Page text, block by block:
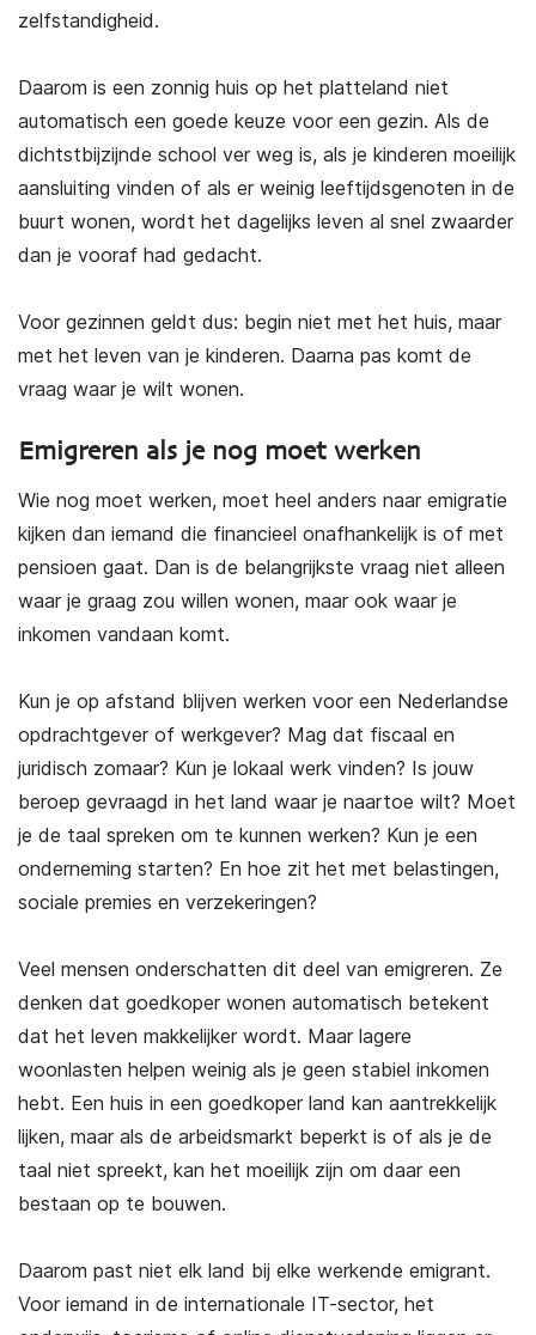
zelfstandigheid.
Daarom is een zonnig huis op het platteland niet
automatisch een goede keuze voor een gezin. Als de
dichtstbijzijnde school ver weg is, als je kinderen moeilijk
aansluiting vinden of als er weinig leeftijdsgenoten in de
buurt wonen, wordt het dagelijks leven al snel zwaarder
dan je vooraf had gedacht.
Voor gezinnen geldt dus: begin niet met het huis, maar
met het leven van je kinderen. Daarna pas komt de
vraag waar je wilt wonen.
Emigreren als je nog moet werken
Wie nog moet werken, moet heel anders naar emigratie
kijken dan iemand die financieel onafhankelijk is of met
pensioen gaat. Dan is de belangrijkste vraag niet alleen
waar je graag zou willen wonen, maar ook waar je
inkomen vandaan komt.
Kun je op afstand blijven werken voor een Nederlandse
opdrachtgever of werkgever? Mag dat fiscaal en
juridisch zomaar? Kun je lokaal werk vinden? Is jouw
beroep gevraagd in het land waar je naartoe wilt? Moet
je de taal spreken om te kunnen werken? Kun je een
onderneming starten? En hoe zit het met belastingen,
sociale premies en verzekeringen?
Veel mensen onderschatten dit deel van emigreren. Ze
denken dat goedkoper wonen automatisch betekent
dat het leven makkelijker wordt. Maar lagere
woonlasten helpen weinig als je geen stabiel inkomen
hebt. Een huis in een goedkoper land kan aantrekkelijk
lijken, maar als de arbeidsmarkt beperkt is of als je de
taal niet spreekt, kan het moeilijk zijn om daar een
bestaan op te bouwen.
Daarom past niet elk land bij elke werkende emigrant.
Voor iemand in de internationale IT-sector, het